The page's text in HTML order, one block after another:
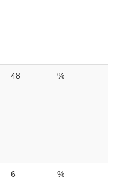
48 %
6 %